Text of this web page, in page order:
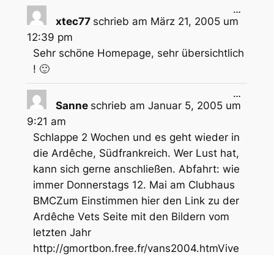
xtec77 schrieb am März 21, 2005 um
12:39 pm
Sehr schöne Homepage, sehr übersichtlich
! 🙂
…
Sanne schrieb am Januar 5, 2005 um
9:21 am
Schlappe 2 Wochen und es geht wieder in
die Ardêche, Südfrankreich. Wer Lust hat,
kann sich gerne anschließen. Abfahrt: wie
immer Donnerstags 12. Mai am Clubhaus
BMCZum Einstimmen hier den Link zu der
Ardêche Vets Seite mit den Bildern vom
letzten Jahr
http://gmortbon.free.fr/vans2004.htmVive
…